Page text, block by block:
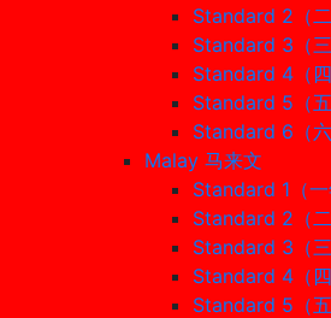
Standard 2（二
Standard 3（三
Standard 4（四
Standard 5（五
Standard 6（六
Malay 马来文
Standard 1（一
Standard 2（二
Standard 3（三
Standard 4（四
Standard 5（五